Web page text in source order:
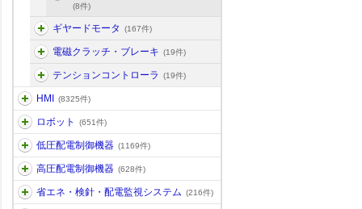
(8件)
ギヤードモータ (167件)
電磁クラッチ・ブレーキ (19件)
テンションコントローラ (19件)
HMI (8325件)
ロボット (651件)
低圧配電制御機器 (1169件)
高圧配電制御機器 (628件)
省エネ・検針・配電監視システム (216件)